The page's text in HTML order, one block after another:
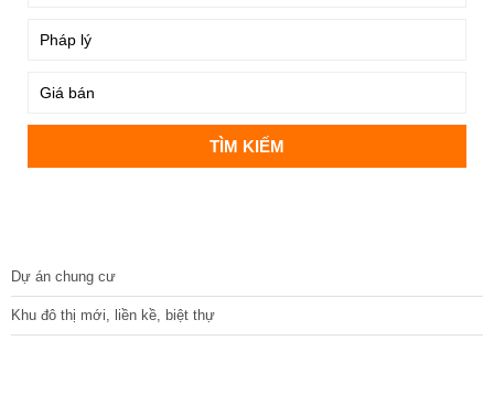
Dự án chung cư
Khu đô thị mới, liền kề, biệt thự